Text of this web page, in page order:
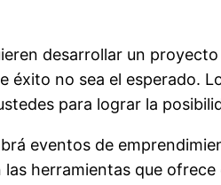
desarrollar un
no sea el esperado.
para lograr la
eventos de
herramientas que ofrece